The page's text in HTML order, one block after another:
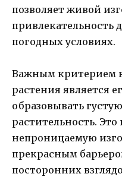
позволяет живой
привлекательность
погодных условиях.
Важным критерием
растения является
образовывать
растительность. Это
непроницаемую
прекрасным
посторонних